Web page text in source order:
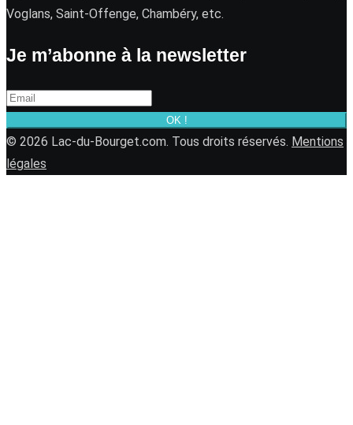
Voglans, Saint-Offenge, Chambéry, etc.
Je m’abonne à la newsletter
OK !
© 2026 Lac-du-Bourget.com. Tous droits réservés. Mentions
légales